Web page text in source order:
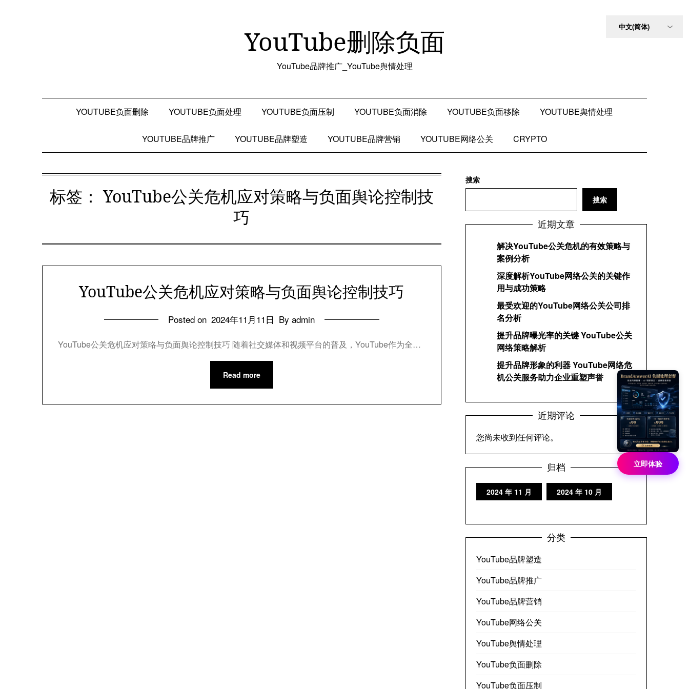
YouTube删除负面
YouTube品牌推广_YouTube舆情处理
YOUTUBE负面删除 YOUTUBE负面处理 YOUTUBE负面压制 YOUTUBE负面消除 YOUTUBE负面移除 YOUTUBE舆情处理
YOUTUBE品牌推广 YOUTUBE品牌塑造 YOUTUBE品牌营销 YOUTUBE网络公关 CRYPTO
标签：YouTube公关危机应对策略与负面舆论控制技
巧
YouTube公关危机应对策略与负面舆论控制技巧
Posted on 2024年11月11日 By admin
YouTube公关危机应对策略与负面舆论控制技巧 随着社交媒体和视频平台的普及，YouTube作为全…
Read more
搜索
搜索
近期文章
解决YouTube公关危机的有效策略与
案例分析
深度解析YouTube网络公关的关键作
用与成功策略
最受欢迎的YouTube网络公关公司排
名分析
提升品牌曝光率的关键 YouTube公关
网络策略解析
提升品牌形象的利器 YouTube网络危
机公关服务助力企业重塑声誉
近期评论
您尚未收到任何评论。
归档
2024 年 11 月 2024 年 10 月
分类
YouTube品牌塑造
YouTube品牌推广
YouTube品牌营销
YouTube网络公关
YouTube舆情处理
YouTube负面删除
YouTube负面压制
立即体验